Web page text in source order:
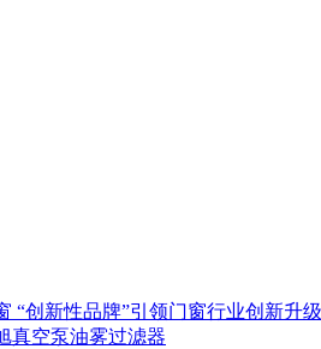
“创新性品牌”引领门窗行业创新升级
真空泵油雾过滤器